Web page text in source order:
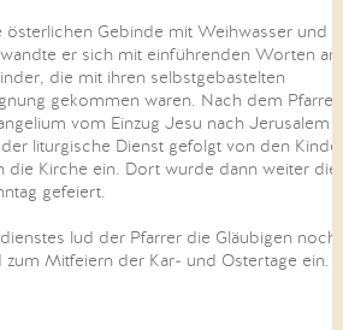
österlichen Gebinde mit Weihwasser und
er sich mit einführenden Worten an
die mit ihren selbstgebastelten
gekommen waren. Nach dem Pfarrer
vom Einzug Jesu nach Jerusalem
liturgische Dienst gefolgt von den
die Kirche ein. Dort wurde dann weiter die
gefeiert.
lud der Pfarrer die Gläubigen noch
zum Mitfeiern der Kar- und Ostertage ein.